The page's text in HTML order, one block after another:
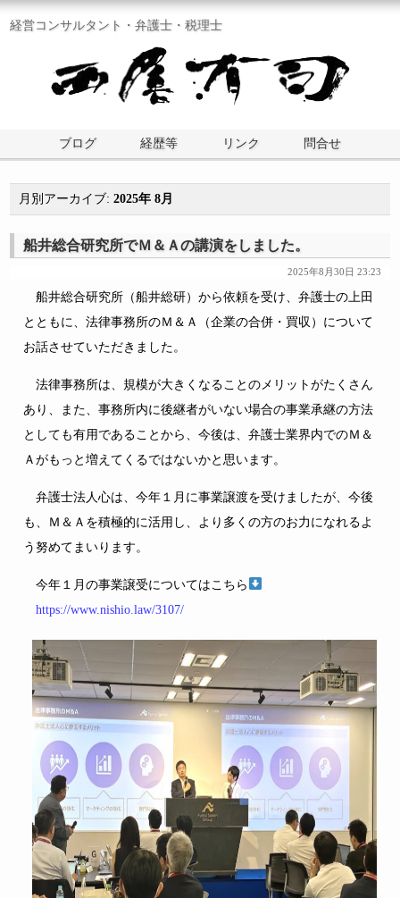
経営コンサルタント・弁護士・税理士
ブログ 経歴等 リンク 問合せ
月別アーカイブ:2025年 8月
船井総合研究所でＭ＆Ａの講演をしました。
2025年8月30日 23:23
船井総合研究所（船井総研）から依頼を受け、弁護士の上田
とともに、法律事務所のＭ＆Ａ（企業の合併・買収）について
お話させていただきました。
法律事務所は、規模が大きくなることのメリットがたくさん
あり、また、事務所内に後継者がいない場合の事業承継の方法
としても有用であることから、今後は、弁護士業界内でのＭ＆
Ａがもっと増えてくるではないかと思います。
弁護士法人心は、今年１月に事業譲渡を受けましたが、今後
も、Ｍ＆Ａを積極的に活用し、より多くの方のお力になれるよ
う努めてまいります。
今年１月の事業譲受についてはこちら
https://www.nishio.law/3107/